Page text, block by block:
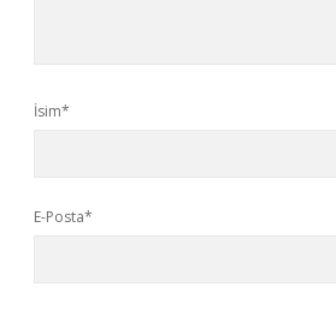
İsim*
E-Posta*